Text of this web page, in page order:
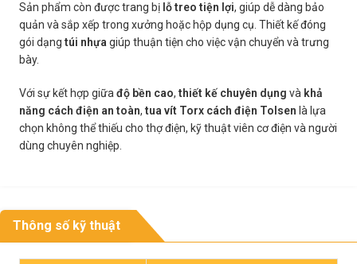
Sản phẩm còn được trang bị lỗ treo tiện lợi, giúp dễ dàng bảo
quản và sắp xếp trong xưởng hoặc hộp dụng cụ. Thiết kế đóng
gói dạngtúi nhựa giúp thuận tiện cho việc vận chuyển và trưng
bày.
Với sự kết hợp giữa độ bền cao,thiết kế chuyên dụng và khả
năng cách điện an toàn,tua vít Torx cách điện Tolsen là lựa
chọn không thể thiếu cho thợ điện, kỹ thuật viên cơ điện và người
dùng chuyên nghiệp.
Thông số kỹ thuật